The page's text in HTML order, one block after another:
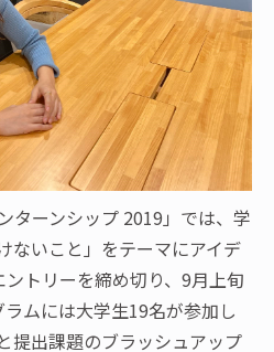
ターンシップ 2019」では、学
ないこと」をテーマにアイデ
トリーを締め切り、9月上旬
ムには大学生19名が参加し
提出課題のブラッシュアップ